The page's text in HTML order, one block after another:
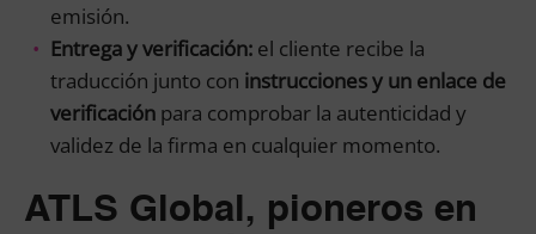
emisión.
Entrega y verificación: el cliente recibe la
traducción junto con instrucciones y un enlace de
verificación para comprobar la autenticidad y
validez de la firma en cualquier momento.
ATLS Global, pioneros en